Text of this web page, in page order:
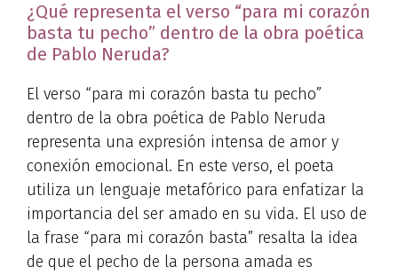
¿Qué representa el verso “para mi corazón
basta tu pecho” dentro de la obra poética
de Pablo Neruda?
El verso “para mi corazón basta tu pecho”
dentro de la obra poética de Pablo Neruda
representa una expresión intensa de amor y
conexión emocional. En este verso, el poeta
utiliza un lenguaje metafórico para enfatizar la
importancia del ser amado en su vida. El uso de
la frase “para mi corazón basta” resalta la idea
de que el pecho de la persona amada es